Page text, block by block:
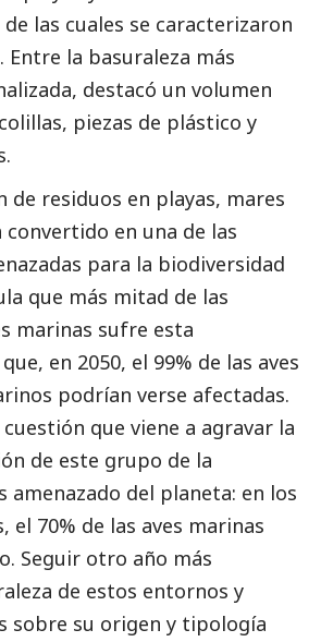
las cuales se caracterizaron
Entre la basuraleza más
destacó un volumen
piezas de plástico y
de residuos en playas, mares
convertido en una de las
para la biodiversidad
que más mitad de las
marinas sufre esta
en 2050, el 99% de las aves
podrían verse afectadas.
que viene a agravar la
de este grupo de la
amenazado del planeta: en los
el 70% de las aves marinas
Seguir otro año más
de estos entornos y
sobre su origen y tipología